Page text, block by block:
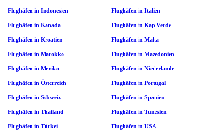
Flughäfen in Indonesien Flughäfen in Italien
Flughäfen in Kanada Flughäfen in Kap Verde
Flughäfen in Kroatien Flughäfen in Malta
Flughäfen in Marokko Flughäfen in Mazedonien
Flughäfen in Mexiko Flughäfen in Niederlande
Flughäfen in Österreich Flughäfen in Portugal
Flughäfen in Schweiz Flughäfen in Spanien
Flughäfen in Thailand Flughäfen in Tunesien
Flughäfen in Türkei Flughäfen in USA